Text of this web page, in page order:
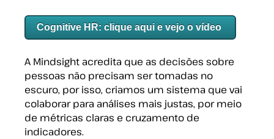
Cognitive HR: clique aqui e vejo o vídeo
A Mindsight acredita que as decisões sobre
pessoas não precisam ser tomadas no
escuro, por isso, criamos um sistema que vai
colaborar para análises mais justas, por meio
de métricas claras e cruzamento de
indicadores.